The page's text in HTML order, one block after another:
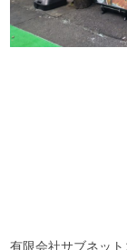
有限会社サブネッ